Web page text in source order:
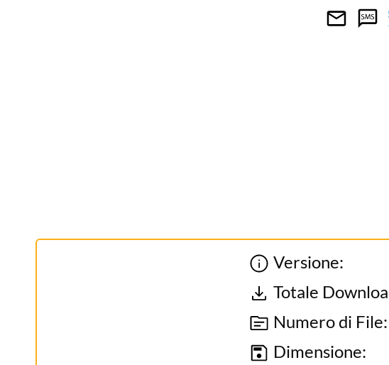
Versione:
Totale
Numero di File:
Dimensione: